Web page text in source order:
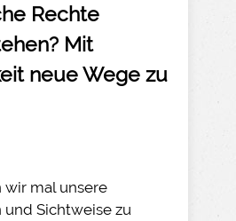
Rechte
Mit
neue Wege zu
mal unsere
und Sichtweise zu